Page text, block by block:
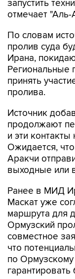
По словам
Ирана,
Региональные
принять
пролива.
Источник
и эти контакты
Ожидается,
Аракчи
выходные или
Ранее в МИД
маршрута для
Ормузский
совместное
что
по
коридоре из-
действий США.